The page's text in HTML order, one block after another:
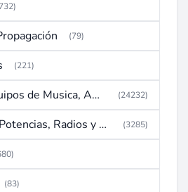
(79)
(221)
AUDIO (Equipos de Musica, Amplificadores, Reproductores, Etc) (24232)
Autoradio (Potencias, Radios y DVD) (3285)
(83)